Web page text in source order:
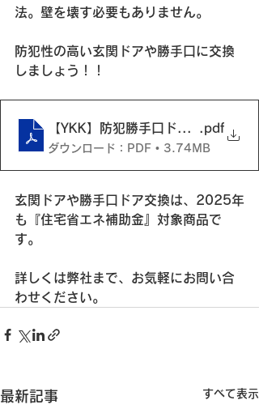
法。壁を壊す必要もありません。
防犯性の高い玄関ドアや勝手口に交換
しましょう！！
【YKK】防犯勝手口ドア＆玄関ドア
.pdf
ダウンロード：PDF • 3.74MB
玄関ドアや勝手口ドア交換は、2025年
も『住宅省エネ補助金』対象商品で
す。
詳しくは弊社まで、お気軽にお問い合
わせください。
最新記事 すべて表示